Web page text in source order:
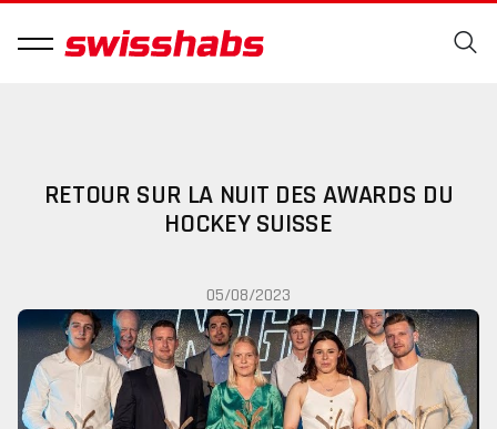
RETOUR SUR LA NUIT DES AWARDS DU
HOCKEY SUISSE
05/08/2023